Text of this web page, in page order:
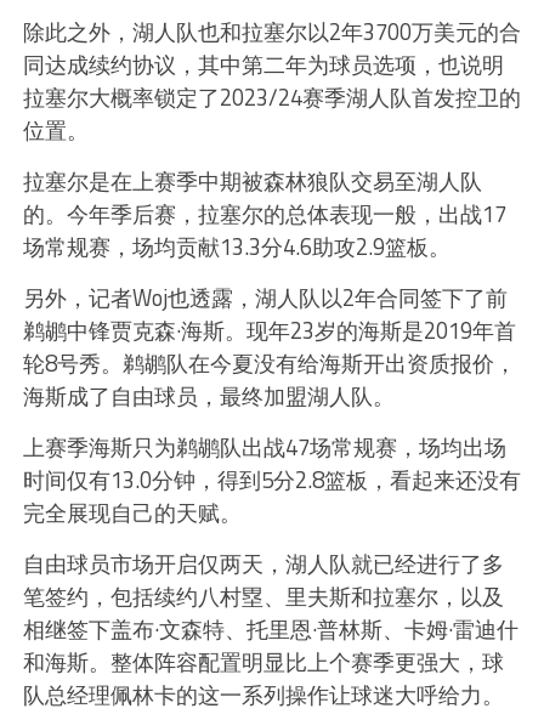
除此之外，湖人队也和拉塞尔以2年3700万美元的合
同达成续约协议，其中第二年为球员选项，也说明
拉塞尔大概率锁定了2023/24赛季湖人队首发控卫的
位置。
拉塞尔是在上赛季中期被森林狼队交易至湖人队
的。今年季后赛，拉塞尔的总体表现一般，出战17
场常规赛，场均贡献13.3分4.6助攻2.9篮板。
另外，记者Woj也透露，湖人队以2年合同签下了前
鹈鹕中锋贾克森·海斯。现年23岁的海斯是2019年首
轮8号秀。鹈鹕队在今夏没有给海斯开出资质报价，
海斯成了自由球员，最终加盟湖人队。
上赛季海斯只为鹈鹕队出战47场常规赛，场均出场
时间仅有13.0分钟，得到5分2.8篮板，看起来还没有
完全展现自己的天赋。
自由球员市场开启仅两天，湖人队就已经进行了多
笔签约，包括续约八村塁、里夫斯和拉塞尔，以及
相继签下盖布·文森特、托里恩·普林斯、卡姆·雷迪什
和海斯。整体阵容配置明显比上个赛季更强大，球
队总经理佩林卡的这一系列操作让球迷大呼给力。